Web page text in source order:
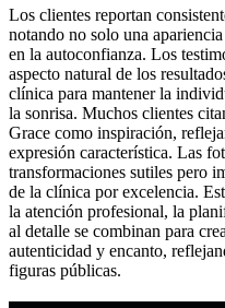
Los clientes reportan
notando no solo una
en la autoconfianza. Los
aspecto natural de los
clínica para mantener la
la sonrisa. Muchos clientes
Grace como inspiración,
expresión característica. Las
transformaciones sutiles pero
de la clínica por excelencia.
la atención profesional, la
al detalle se combinan para
autenticidad y encanto,
figuras públicas.